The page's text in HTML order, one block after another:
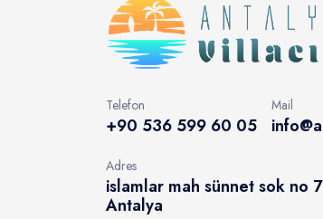
Telefon
+90 536 599 60 05
Mail
Adres
islamlar mah sünnet sok no
Antalya